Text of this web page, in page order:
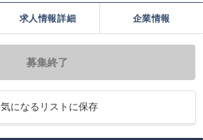
求人情報詳細 企業情報
募集終了
気になるリストに保存